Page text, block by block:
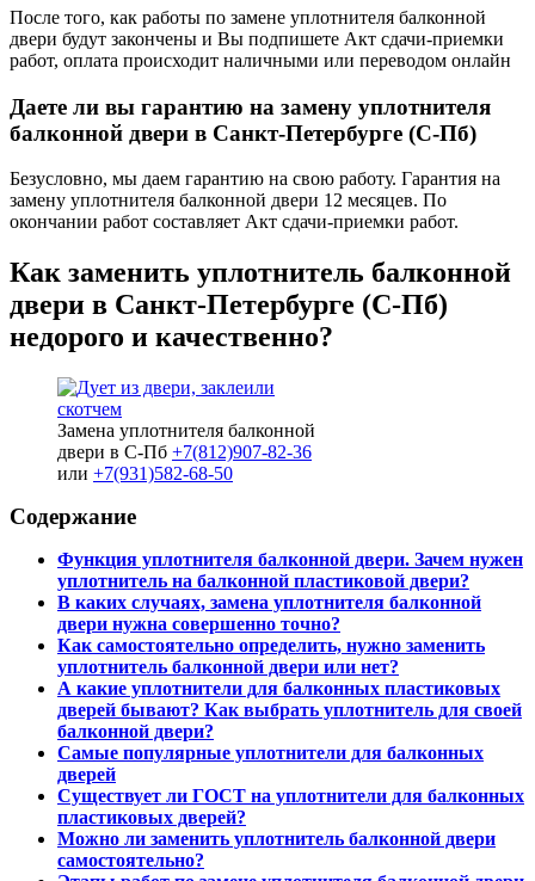
После того, как работы по замене уплотнителя балконной
двери будут закончены и Вы подпишете Акт сдачи-приемки
работ, оплата происходит наличными или переводом онлайн
Даете ли вы гарантию на замену уплотнителя
балконной двери в Санкт-Петербурге (С-Пб)
Безусловно, мы даем гарантию на свою работу. Гарантия на
замену уплотнителя балконной двери 12 месяцев. По
окончании работ составляет Акт сдачи-приемки работ.
Как заменить уплотнитель балконной
двери в Санкт-Петербурге (С-Пб)
недорого и качественно?
Замена уплотнителя балконной
двери в С-Пб +7(812)907-82-36
или +7(931)582-68-50
Содержание
Функция уплотнителя балконной двери. Зачем нужен
уплотнитель на балконной пластиковой двери?
В каких случаях, замена уплотнителя балконной
двери нужна совершенно точно?
Как самостоятельно определить, нужно заменить
уплотнитель балконной двери или нет?
А какие уплотнители для балконных пластиковых
дверей бывают? Как выбрать уплотнитель для своей
балконной двери?
Самые популярные уплотнители для балконных
дверей
Существует ли ГОСТ на уплотнители для балконных
пластиковых дверей?
Можно ли заменить уплотнитель балконной двери
самостоятельно?